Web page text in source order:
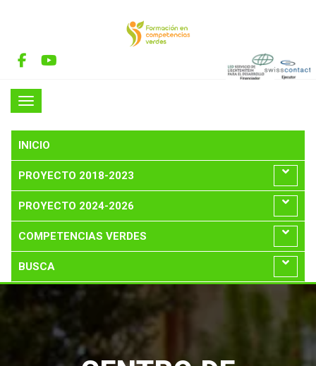
INICIO
PROYECTO 2018-2023
PROYECTO 2024-2026
COMPETENCIAS VERDES
BUSCA